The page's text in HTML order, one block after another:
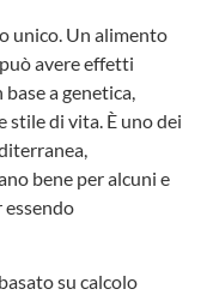
unico. Un alimento
avere effetti
a genetica,
stile di vita. È uno dei
bene per alcuni e
su calcolo